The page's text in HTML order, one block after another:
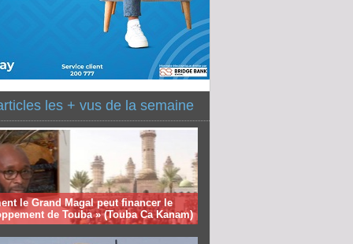
les + vus de la semaine
le Grand Magal peut financer le
de Touba » (Touba Ca Kanam)